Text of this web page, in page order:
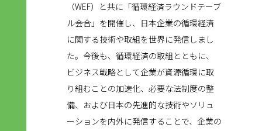
（WEF）と共に「循環経済ラウンドテーブ
ル会合」を開催し、日本企業の循環経済
に関する技術や取組を世界に発信しまし
た。今後も、循環経済の取組とともに、
ビジネス戦略として企業が資源循環に取
り組むことの加速化、必要な法制度の整
備、および日本の先進的な技術やソリュ
ーションを内外に発信することで、企業の